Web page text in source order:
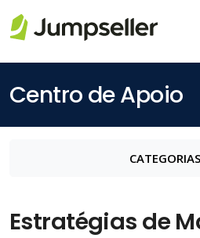
Centro de Apoio
CATEGORIAS
Estratégias de